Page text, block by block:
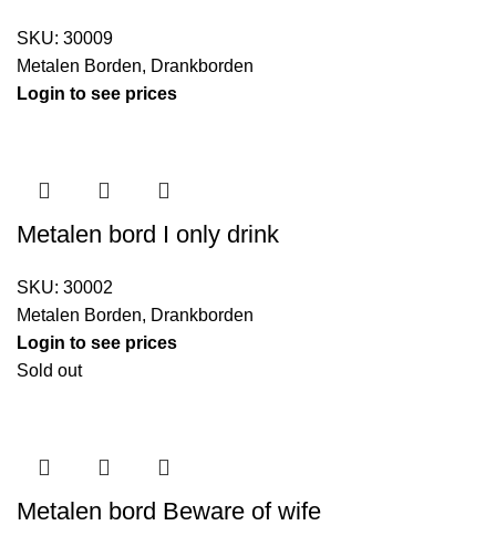
SKU: 30009
Metalen Borden, Drankborden
Login to see prices
Metalen bord I only drink
SKU: 30002
Metalen Borden, Drankborden
Login to see prices
Sold out
Metalen bord Beware of wife